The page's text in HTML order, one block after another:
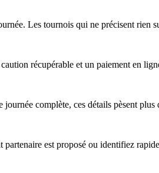
Les tournois qui ne précisent rien
récupérable et un paiement en
complète, ces détails pèsent
est proposé ou identifiez